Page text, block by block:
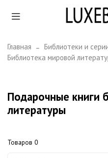
Главная
Библиотеки и
Библиотека мировой
Подарочные книги
литературы
Товаров 0